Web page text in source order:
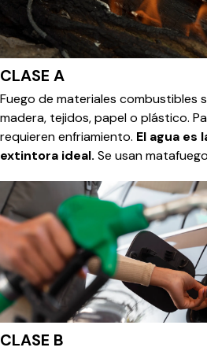
CLASE A
Fuego de materiales combustibles
madera, tejidos, papel o plástico.
requieren enfriamiento. El agua es
extintora ideal. Se usan
CLASE B